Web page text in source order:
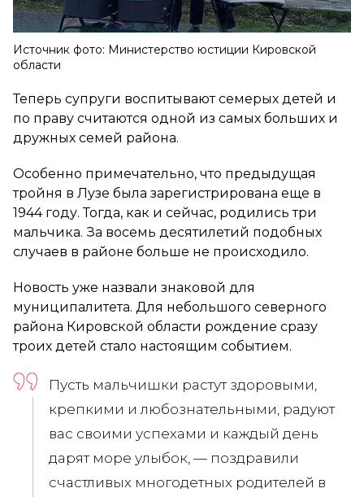
Источник фото: Министерство юстиции Кировской
области
Теперь супруги воспитывают семерых детей и
по праву считаются одной из самых больших и
дружных семей района.
Особенно примечательно, что предыдущая
тройня в Лузе была зарегистрирована еще в
1944 году. Тогда, как и сейчас, родились три
мальчика. За восемь десятилетий подобных
случаев в районе больше не происходило.
Новость уже назвали знаковой для
муниципалитета. Для небольшого северного
района Кировской области рождение сразу
троих детей стало настоящим событием.
Пусть мальчишки растут здоровыми,
крепкими и любознательными, радуют
вас своими успехами и каждый день
дарят море улыбок, — поздравили
счастливых многодетных родителей в